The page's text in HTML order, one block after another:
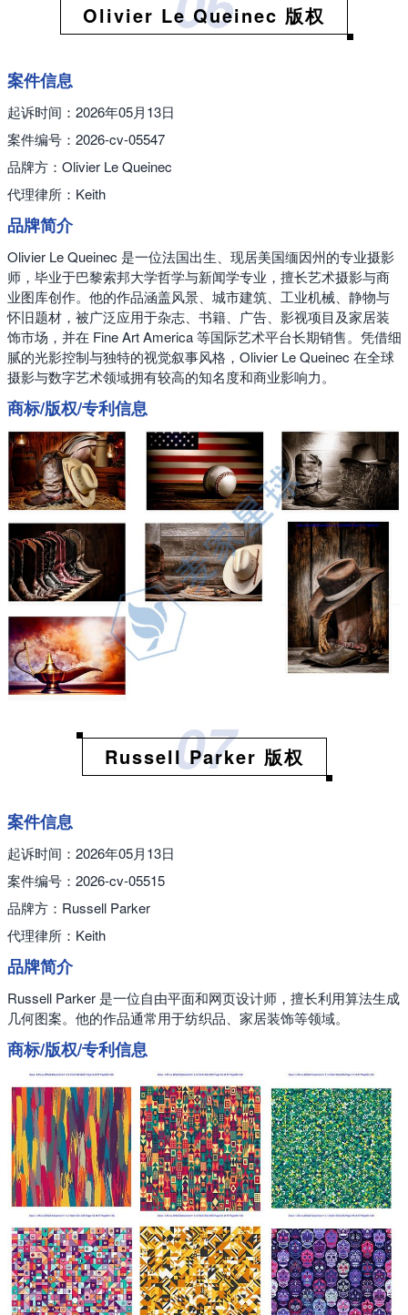
Olivier Le Queinec 版权
案件信息
起诉时间：2026年05月13日
案件编号：2026-cv-05547
品牌方：Olivier Le Queinec
代理律所：Keith
品牌简介
Olivier Le Queinec 是一位法国出生、现居美国缅因州的专业摄影
师，毕业于巴黎索邦大学哲学与新闻学专业，擅长艺术摄影与商
业图库创作。他的作品涵盖风景、城市建筑、工业机械、静物与
怀旧题材，被广泛应用于杂志、书籍、广告、影视项目及家居装
饰市场，并在 Fine Art America 等国际艺术平台长期销售。凭借细
腻的光影控制与独特的视觉叙事风格，Olivier Le Queinec 在全球
摄影与数字艺术领域拥有较高的知名度和商业影响力。
商标/版权/专利信息
07
Russell Parker 版权
案件信息
起诉时间：2026年05月13日
案件编号：2026-cv-05515
品牌方：Russell Parker
代理律所：Keith
品牌简介
Russell Parker 是一位自由平面和网页设计师，擅长利用算法生成
几何图案。​他的作品通常用于纺织品、家居装饰等领域。
商标/版权/专利信息